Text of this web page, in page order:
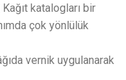
katalogları bir
çok yönlülük
vernik uygulanarak